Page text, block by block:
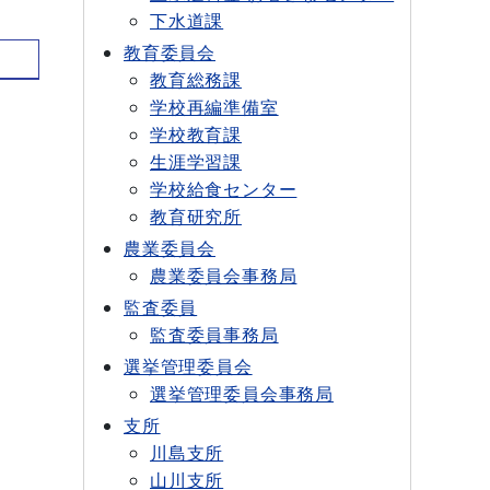
下水道課
教育委員会
教育総務課
学校再編準備室
学校教育課
生涯学習課
学校給食センター
教育研究所
農業委員会
農業委員会事務局
監査委員
監査委員事務局
選挙管理委員会
選挙管理委員会事務局
支所
川島支所
山川支所